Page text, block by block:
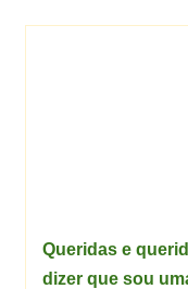
Queridas e
dizer que sou